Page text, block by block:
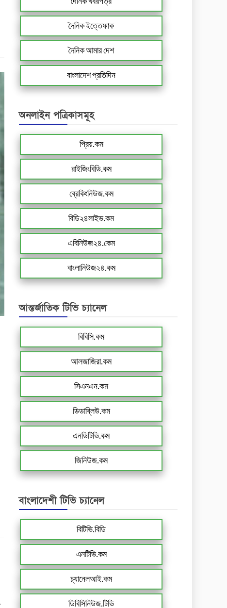
দৈনিক ইত্তেফাক
দৈনিক আমার দেশ
বাংলাদেশ প্রতিদিন
অনলাইন পত্রিকাসমূহ
প্রিয়.কম
রাইজিংবিডি.কম
ব্রেকিংনিউজ.কম
বিডি২৪লাইভ.কম
এবিনিউজ২৪.কেম
বাংলানিউজ২৪.কম
আন্তর্জাতিক টিভি চ্যানেল
বিবিসি.কম
আলজাজিরা.কম
সিএনএন.কম
ডিডাব্লিউ.কম
এনডিটিভি.কম
জিনিউজ.কম
বাংলাদেশী টিভি চ্যানেল
বিটিভি.বিডি
এনটিভি.কম
চ্যানেলআই.কম
ডিবিসিনিউজ.টিভি